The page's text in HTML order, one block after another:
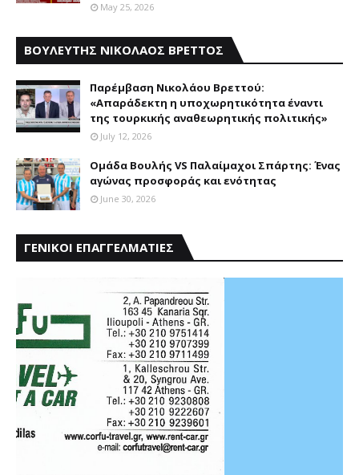
May 25, 2026
ΒΟΥΛΕΥΤΗΣ ΝΙΚΟΛΑΟΣ ΒΡΕΤΤΟΣ
Παρέμβαση Nικολάου Bρεττού:
«Aπαράδεκτη η υποχωρητικότητα έναντι
της τουρκικής αναθεωρητικής πολιτικής»
July 12, 2026
Ομάδα Βουλής VS Παλαίμαχοι Σπάρτης: Ένας
αγώνας προσφοράς και ενότητας
June 30, 2026
ΓΕΝΙΚΟΙ ΕΠΑΓΓΕΛΜΑΤΙΕΣ